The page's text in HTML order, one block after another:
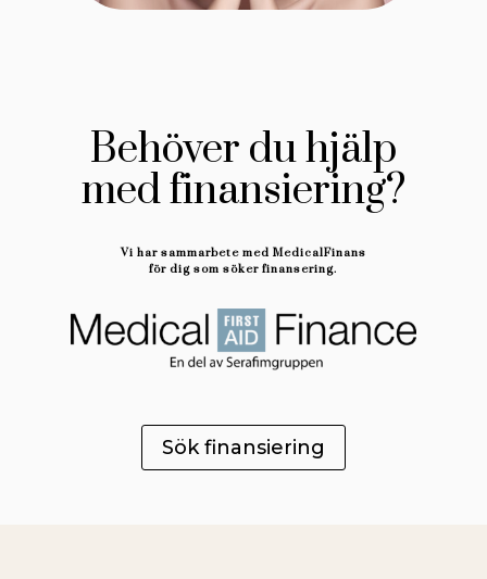
Behöver du hjälp
med finansiering?
Vi har sammarbete med MedicalFinans
för dig som söker finansering.
Sök finansiering